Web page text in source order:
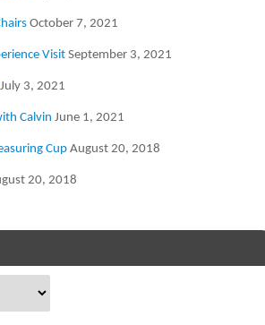
October 7, 2021
Visit September 3, 2021
July 3, 2021
Calvin June 1, 2021
Cup August 20, 2018
20, 2018